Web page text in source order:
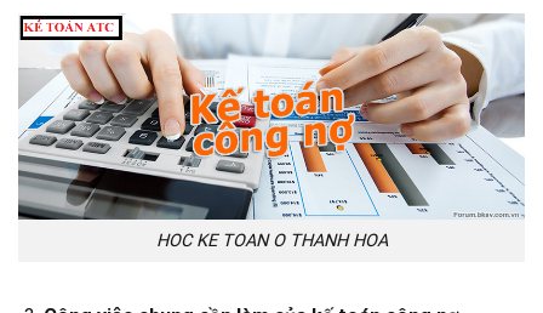
HOC KE TOAN O THANH HOA